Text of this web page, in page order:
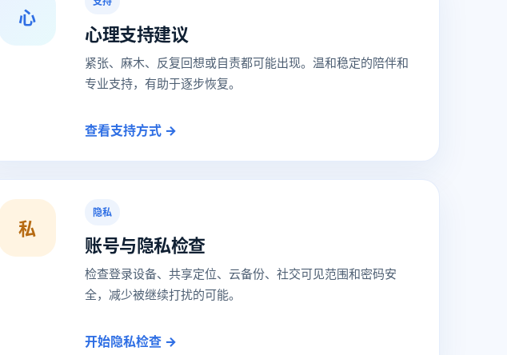
心
心理支持建议
紧张、麻木、反复回想或自责都可能出现。温和稳定的陪伴和
专业支持，有助于逐步恢复。
查看支持方式 →
私
隐私
账号与隐私检查
检查登录设备、共享定位、云备份、社交可见范围和密码安
全，减少被继续打扰的可能。
开始隐私检查 →